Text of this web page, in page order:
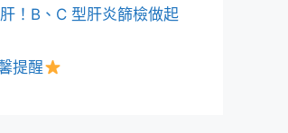
肝！B、C 型肝炎篩檢做起
提醒